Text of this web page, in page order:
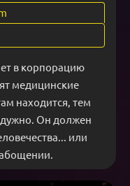
в корпорацию
медицинские
находится, тем
Он должен
или